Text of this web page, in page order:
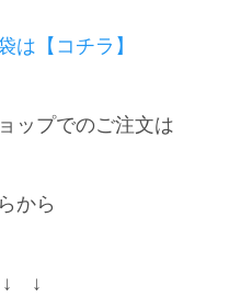
は【コチラ】
ップでのご注文は
から
↓